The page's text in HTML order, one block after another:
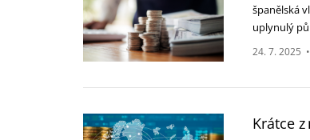
‎španělská
‎uplynulý
24. 7. 2025 •
Krátce